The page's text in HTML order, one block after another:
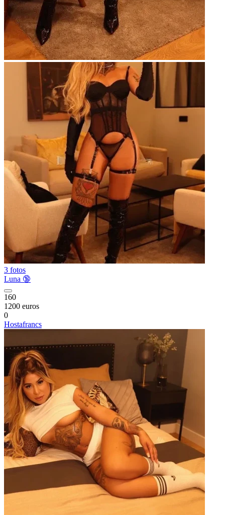
3 fotos
Luna 🔞
160
1200 euros
0
Hostafrancs